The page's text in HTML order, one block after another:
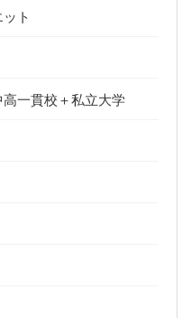
ト
一貫校＋私立大学